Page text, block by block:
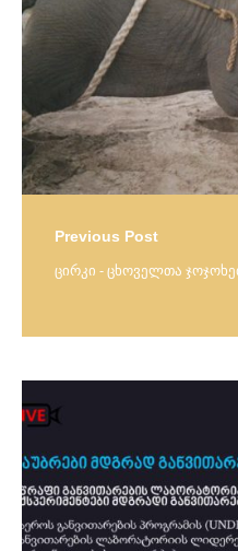
Previous Post
ცირკი - ცხოველთა